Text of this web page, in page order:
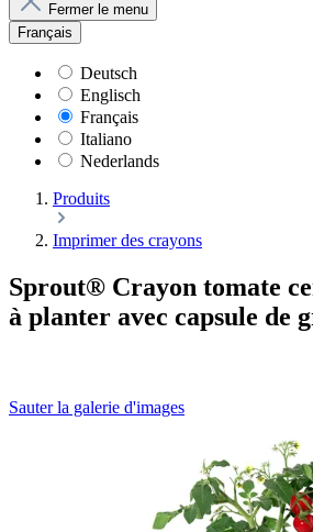
Fermer le menu
Français
Deutsch
Englisch
Français
Italiano
Nederlands
Produits
Imprimer des crayons
Sprout® Crayon tomate
à planter avec capsule de
Sauter la galerie d'images